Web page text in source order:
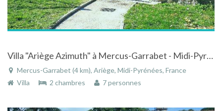
Villa "Ariège Azimuth" à Mercus-Garrabet - Midi-Pyrénées avec piscine 100% plaisir
Mercus-Garrabet (4 km), Ariège, Midi-Pyrénées, France
Villa
2 chambres 7 personnes